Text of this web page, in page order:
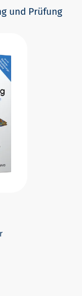
und Prüfung